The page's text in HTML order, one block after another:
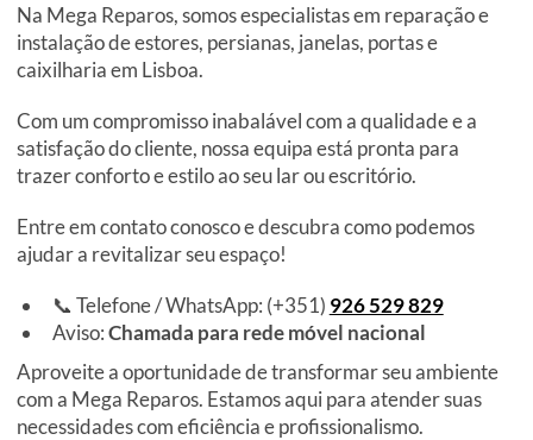
Na Mega Reparos, somos especialistas em reparação e
instalação de estores, persianas, janelas, portas e
caixilharia em Lisboa.
Com um compromisso inabalável com a qualidade e a
satisfação do cliente, nossa equipa está pronta para
trazer conforto e estilo ao seu lar ou escritório.
Entre em contato conosco e descubra como podemos
ajudar a revitalizar seu espaço!
📞 Telefone / WhatsApp: (+351) 926 529 829
Aviso:Chamada para rede móvel nacional
Aproveite a oportunidade de transformar seu ambiente
com a Mega Reparos. Estamos aqui para atender suas
necessidades com eficiência e profissionalismo.